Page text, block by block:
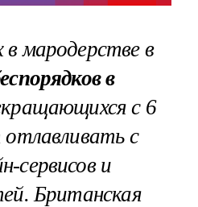
мародерстве в
в
с 6
с
сервисов и
Британская